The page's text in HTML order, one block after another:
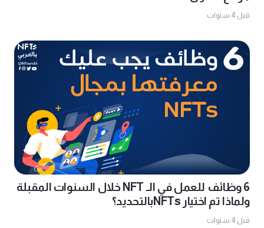
قبل 4 سنوات
6 وظائف للعمل في الـ NFT خلال السنوات المقبلة
ولماذا تم اختيار NFTsبالتحديد؟
قبل 4 سنوات